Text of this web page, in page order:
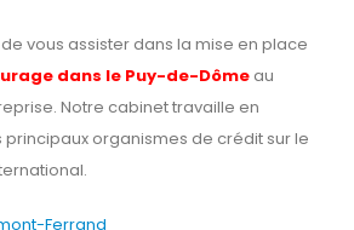
vous assister dans la mise en place
dans le Puy-de-Dôme au
Notre cabinet travaille en
organismes de crédit sur le
Ferrand